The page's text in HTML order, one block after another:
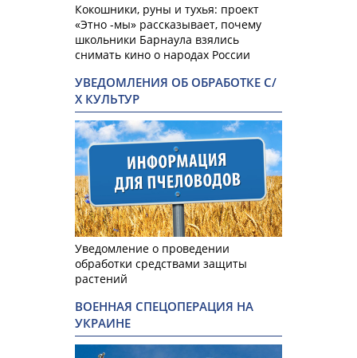
Кокошники, руны и тухья: проект
«Этно -мы» рассказывает, почему
школьники Барнаула взялись
снимать кино о народах России
УВЕДОМЛЕНИЯ ОБ ОБРАБОТКЕ С/
Х КУЛЬТУР
Уведомление о проведении
обработки средствами защиты
растений
ВОЕННАЯ СПЕЦОПЕРАЦИЯ НА
УКРАИНЕ